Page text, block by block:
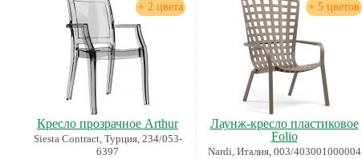
+ 2 цвета
Кресло прозрачное Arthur
Siesta Contract, Турция, 234/053-
6397
+ 5 цветов
Лаунж-кресло пластиковое
Folio
Nardi, Италия, 003/403001000004